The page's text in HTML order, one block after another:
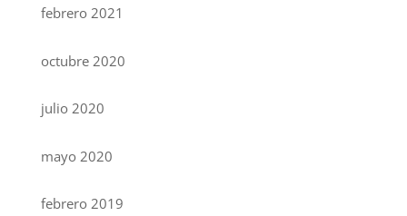
febrero 2021
octubre 2020
julio 2020
mayo 2020
febrero 2019